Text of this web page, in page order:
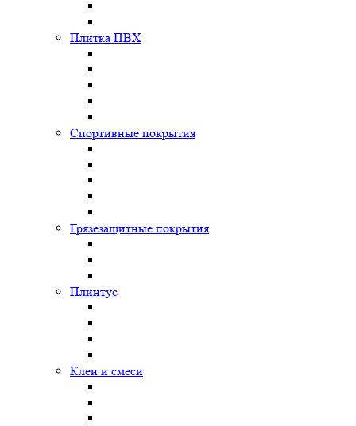
Плитка ПВХ
Спортивные покрытия
Грязезащитные покрытия
Плинтус
Клеи и смеси